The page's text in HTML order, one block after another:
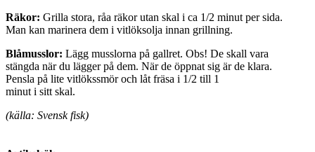
Räkor: Grilla stora, råa räkor utan skal i ca 1/2 minut per sida.
Man kan marinera dem i vitlöksolja innan grillning.
Blåmusslor: Lägg musslorna på gallret. Obs! De skall vara
stängda när du lägger på dem. När de öppnat sig är de klara.
Pensla på lite vitlökssmör och låt fräsa i 1/2 till 1
minut i sitt skal.
(källa: Svensk fisk)